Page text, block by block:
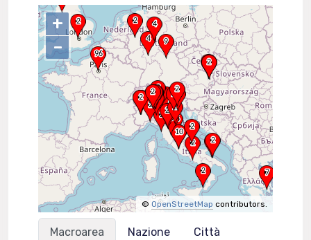
+
–
© OpenStreetMap contributors.
Macroarea Nazione Città